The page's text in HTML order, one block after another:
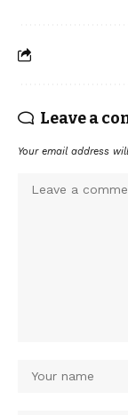
Leave a
Your email address